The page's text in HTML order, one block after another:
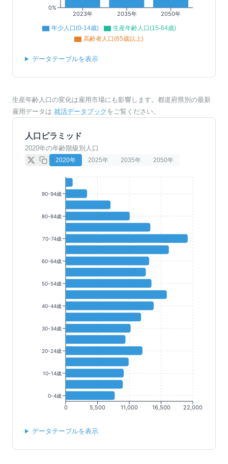
2023年 2035年 2050年
0%
年少人口(0-14歳)
生産年齢人口(15-64歳)
高齢者人口(65歳以上)
データテーブルを表示
生産年齢人口の変化は雇用市場にも影響します。都道府県別の最新
雇用データは 就活データブック をご覧ください。
人口ピラミッド
2020年の年齢階級別人口
2020年 2025年 2035年 2050年
0 5,500 11,000 16,500 22,000
90-94歳
80-84歳
70-74歳
60-64歳
50-54歳
40-44歳
30-34歳
20-24歳
10-14歳
0-4歳
データテーブルを表示